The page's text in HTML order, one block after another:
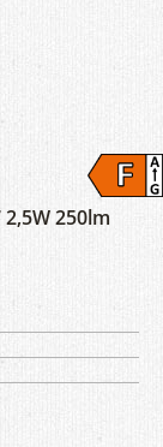
250lm